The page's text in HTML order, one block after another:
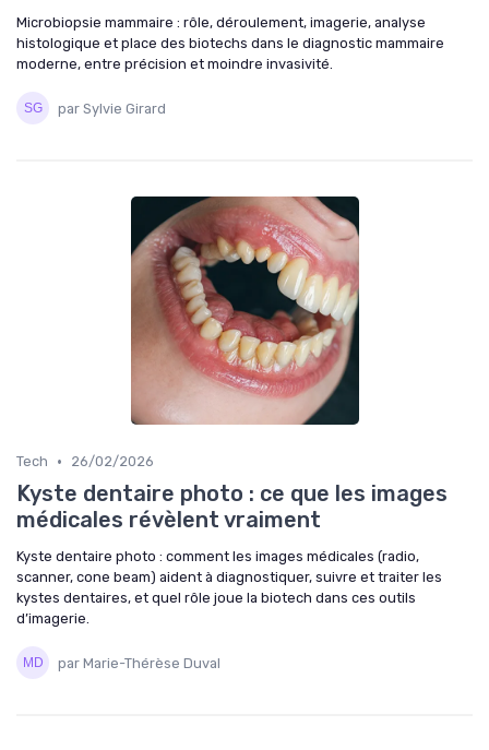
Microbiopsie mammaire : rôle, déroulement, imagerie, analyse
histologique et place des biotechs dans le diagnostic mammaire
moderne, entre précision et moindre invasivité.
par Sylvie Girard
Tech • 26/02/2026
Kyste dentaire photo : ce que les images
médicales révèlent vraiment
Kyste dentaire photo : comment les images médicales (radio,
scanner, cone beam) aident à diagnostiquer, suivre et traiter les
kystes dentaires, et quel rôle joue la biotech dans ces outils
d’imagerie.
par Marie-Thérèse Duval